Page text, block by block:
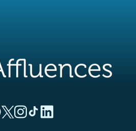
(novo separador)
(novo separador)
(novo separador)
(novo separador)